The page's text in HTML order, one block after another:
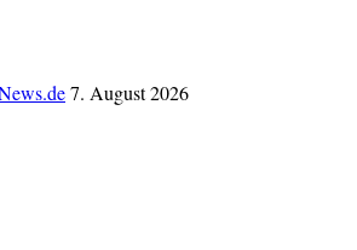
7. August 2026